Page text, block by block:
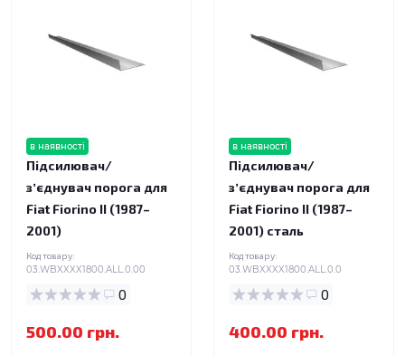
в наявності
Підсилювач/
зʼєднувач порога для
Fiat Fiorino II (1987–
2001)
Код товару:
03.WBXXXX1800.ALL.0.00
0
500.00 грн.
в наявності
Підсилювач/
зʼєднувач порога для
Fiat Fiorino II (1987–
2001) сталь
Код товару:
03.WBXXXX1800.ALL.0.0
0
400.00 грн.